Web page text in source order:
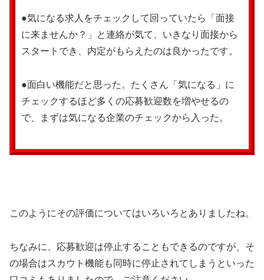
●気になる求人をチェックして回っていたら「面接
に来ませんか？」と連絡が気て、いきなり面接から
スタートでき、内定がもらえたのは良かったです。
●面白い機能だと思った。たくさん「気になる」に
チェックするほど多くの応募歓迎数を増やせるの
で、まずは気になる企業のチェックから入った。
このようにその評価についてはいろいろとありましたね。
ちなみに、応募歓迎は停止することもできるのですが、そ
の場合はスカウト機能も同時に停止されてしまうといった